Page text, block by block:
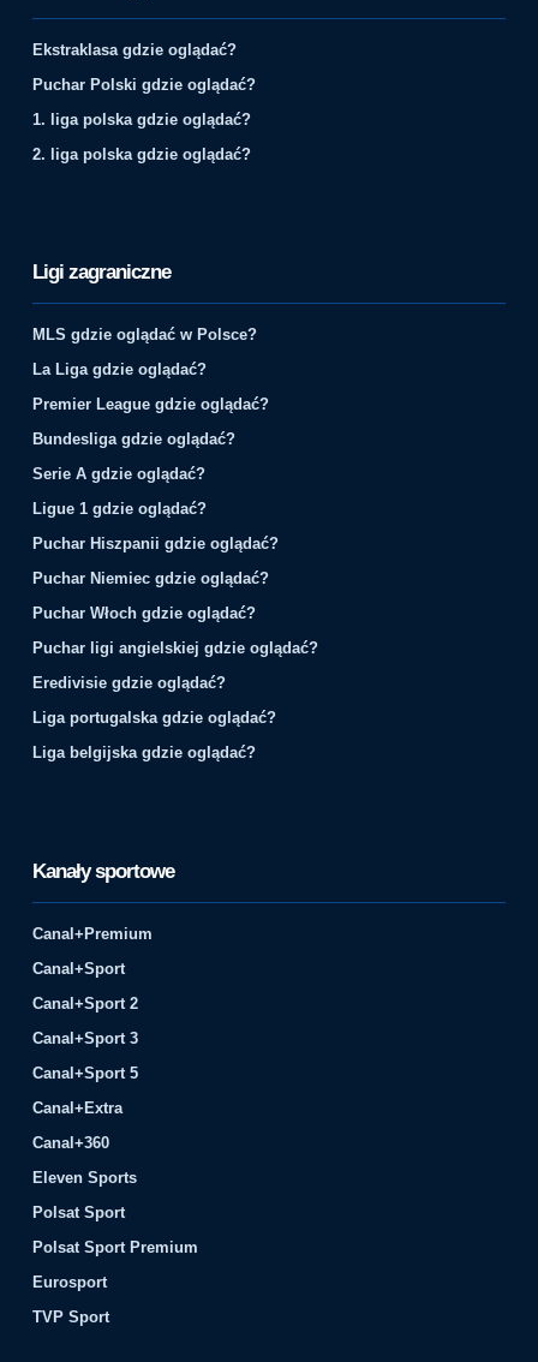
Ekstraklasa gdzie oglądać?
Puchar Polski gdzie oglądać?
1. liga polska gdzie oglądać?
2. liga polska gdzie oglądać?
Ligi zagraniczne
MLS gdzie oglądać w Polsce?
La Liga gdzie oglądać?
Premier League gdzie oglądać?
Bundesliga gdzie oglądać?
Serie A gdzie oglądać?
Ligue 1 gdzie oglądać?
Puchar Hiszpanii gdzie oglądać?
Puchar Niemiec gdzie oglądać?
Puchar Włoch gdzie oglądać?
Puchar ligi angielskiej gdzie oglądać?
Eredivisie gdzie oglądać?
Liga portugalska gdzie oglądać?
Liga belgijska gdzie oglądać?
Kanały sportowe
Canal+Premium
Canal+Sport
Canal+Sport 2
Canal+Sport 3
Canal+Sport 5
Canal+Extra
Canal+360
Eleven Sports
Polsat Sport
Polsat Sport Premium
Eurosport
TVP Sport